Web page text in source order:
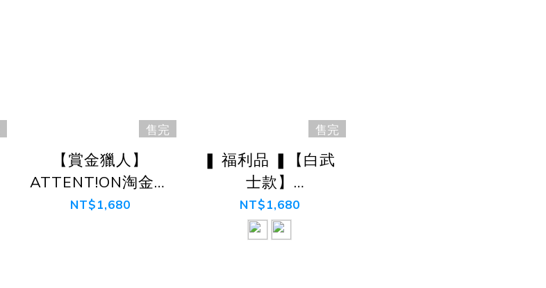
售完
【賞金獵人】
ATTENT!ON淘金者
獵弓胸甲
NT$1,680
售完
❚ 福利品 ❚【白武
士款】
ATTENT!ON黑標獵
弓胸甲 #M號
NT$1,680